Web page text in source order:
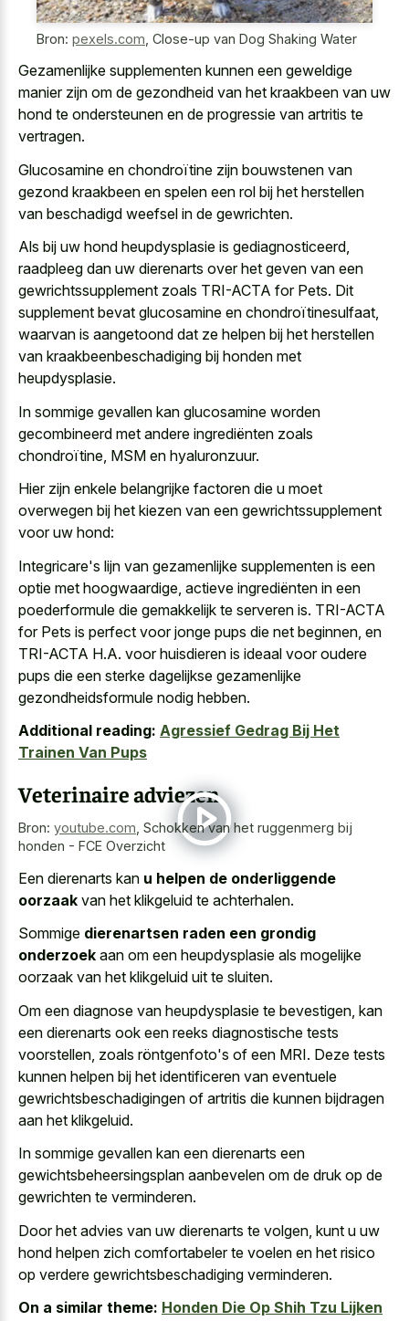
Bron: pexels.com Close-up van Dog Shaking Water
Gezamenlijke supplementen kunnen een geweldige
manier zijn om de gezondheid van het kraakbeen van uw
hond te ondersteunen en de progressie van artritis te
vertragen.
Glucosamine en chondroïtine zijn bouwstenen van
gezond kraakbeen en spelen een rol bij het herstellen
van beschadigd weefsel in de gewrichten.
Als bij uw hond heupdysplasie is gediagnosticeerd,
raadpleeg dan uw dierenarts over het geven van een
gewrichtssupplement zoals TRI-ACTA for Pets. Dit
supplement bevat glucosamine en chondroïtinesulfaat,
waarvan is aangetoond dat ze helpen bij het herstellen
van kraakbeenbeschadiging bij honden met
heupdysplasie.
In sommige gevallen kan glucosamine worden
gecombineerd met andere ingrediënten zoals
chondroïtine, MSM en hyaluronzuur.
Hier zijn enkele belangrijke factoren die u moet
overwegen bij het kiezen van een gewrichtssupplement
voor uw hond:
Integricare's lijn van gezamenlijke supplementen is een
optie met hoogwaardige, actieve ingrediënten in een
poederformule die gemakkelijk te serveren is. TRI-ACTA
for Pets is perfect voor jonge pups die net beginnen, en
TRI-ACTA H.A. voor huisdieren is ideaal voor oudere
pups die een sterke dagelijkse gezamenlijke
gezondheidsformule nodig hebben.
Additional reading: Agressief Gedrag Bij Het
Trainen Van Pups
Veterinaire adviezen
Bron: youtube.com Schokken van het ruggenmerg bij
honden - FCE Overzicht
Een dierenarts kan u helpen de onderliggende
oorzaak van het klikgeluid te achterhalen.
Sommige dierenartsen raden een grondig
onderzoek aan om een heupdysplasie als mogelijke
oorzaak van het klikgeluid uit te sluiten.
Om een diagnose van heupdysplasie te bevestigen, kan
een dierenarts ook een reeks diagnostische tests
voorstellen, zoals röntgenfoto's of een MRI. Deze tests
kunnen helpen bij het identificeren van eventuele
gewrichtsbeschadigingen of artritis die kunnen bijdragen
aan het klikgeluid.
In sommige gevallen kan een dierenarts een
gewichtsbeheersingsplan aanbevelen om de druk op de
gewrichten te verminderen.
Door het advies van uw dierenarts te volgen, kunt u uw
hond helpen zich comfortabeler te voelen en het risico
op verdere gewrichtsbeschadiging verminderen.
On a similar theme: Honden Die Op Shih Tzu Lijken